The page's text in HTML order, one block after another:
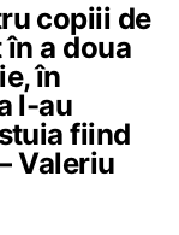
copiii de
a doua
în
l-au
fiind
Valeriu